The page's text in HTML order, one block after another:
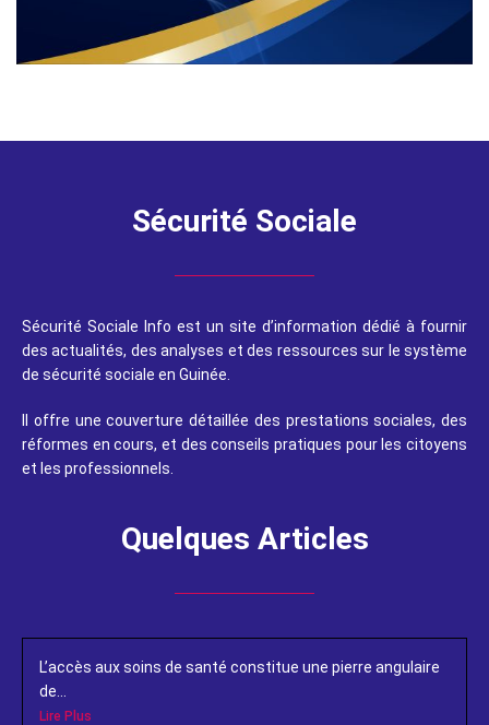
Sécurité Sociale
Sécurité Sociale Info est un site d’information dédié à fournir
des actualités, des analyses et des ressources sur le système
de sécurité sociale en Guinée.
Il offre une couverture détaillée des prestations sociales, des
réformes en cours, et des conseils pratiques pour les citoyens
et les professionnels.
Quelques Articles
L’accès aux soins de santé constitue une pierre angulaire
de...
Lire Plus